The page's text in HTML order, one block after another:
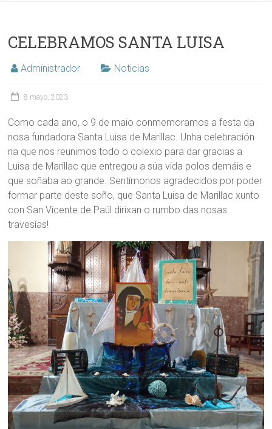
CELEBRAMOS SANTA LUISA
Administrador Noticias
8 mayo, 2023
Como cada ano, o 9 de maio conmemoramos a festa da
nosa fundadora Santa Luisa de Marillac. Unha celebración
na que nos reunimos todo o colexio para dar gracias a
Luisa de Marillac que entregou a súa vida polos demáis e
que soñaba ao grande. Sentímonos agradecidos por poder
formar parte deste soño, que Santa Luisa de Marillac xunto
con San Vicente de Paúl dirixan o rumbo das nosas
travesías!